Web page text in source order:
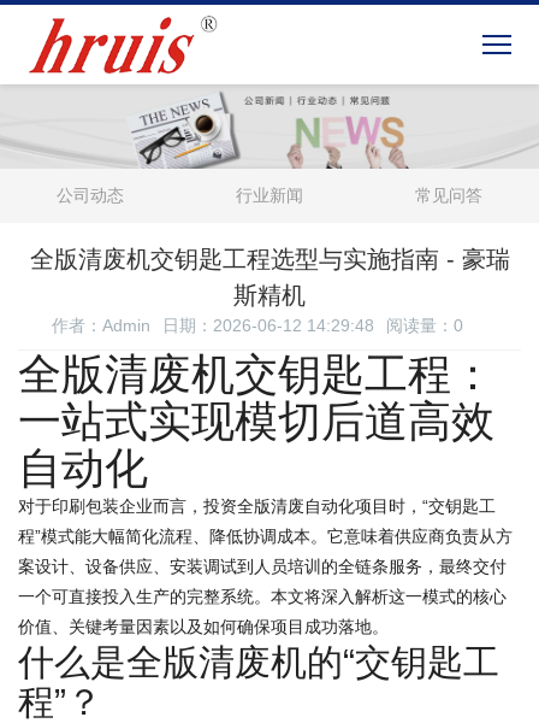
公司动态 行业新闻 常见问答
全版清废机交钥匙工程选型与实施指南 - 豪瑞
斯精机
作者：Admin 日期：2026-06-12 14:29:48 阅读量： 0
全版清废机交钥匙工程：
一站式实现模切后道高效
自动化
对于印刷包装企业而言，投资全版清废自动化项目时，“交钥匙工
程”模式能大幅简化流程、降低协调成本。它意味着供应商负责从方
案设计、设备供应、安装调试到人员培训的全链条服务，最终交付
一个可直接投入生产的完整系统。本文将深入解析这一模式的核心
价值、关键考量因素以及如何确保项目成功落地。
什么是全版清废机的“交钥匙工
程”？